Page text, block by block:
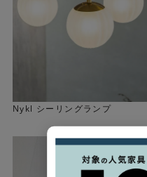
天井を見上げるとまるで星
チックな風景が楽しめるの
アームとソケットを極力
Nykl シーリングランプ